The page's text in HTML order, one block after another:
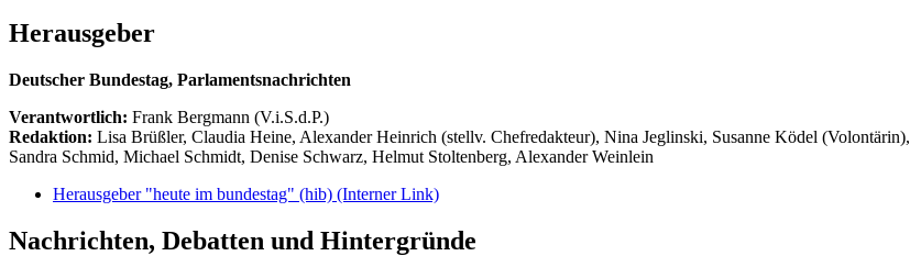
Herausgeber
Deutscher Bundestag, Parlamentsnachrichten
Verantwortlich: Frank Bergmann (V.i.S.d.P.)
Redaktion: Lisa Brüßler, Claudia Heine, Alexander Heinrich (stellv. Chefredakteur), Nina Jeglinski, Susanne Ködel (Volontärin),
Sandra Schmid, Michael Schmidt, Denise Schwarz, Helmut Stoltenberg, Alexander Weinlein
Herausgeber "heute im bundestag" (hib) (Interner Link)
Nachrichten, Debatten und Hintergründe